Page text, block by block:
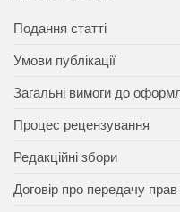
Подання статті
Умови публікації
Загальні вимоги до
Процес рецензування
Редакційні збори
Договір про передачу